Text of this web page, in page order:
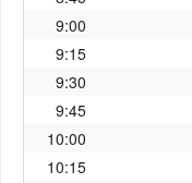
9:00
9:15
9:30
9:45
10:00
10:15